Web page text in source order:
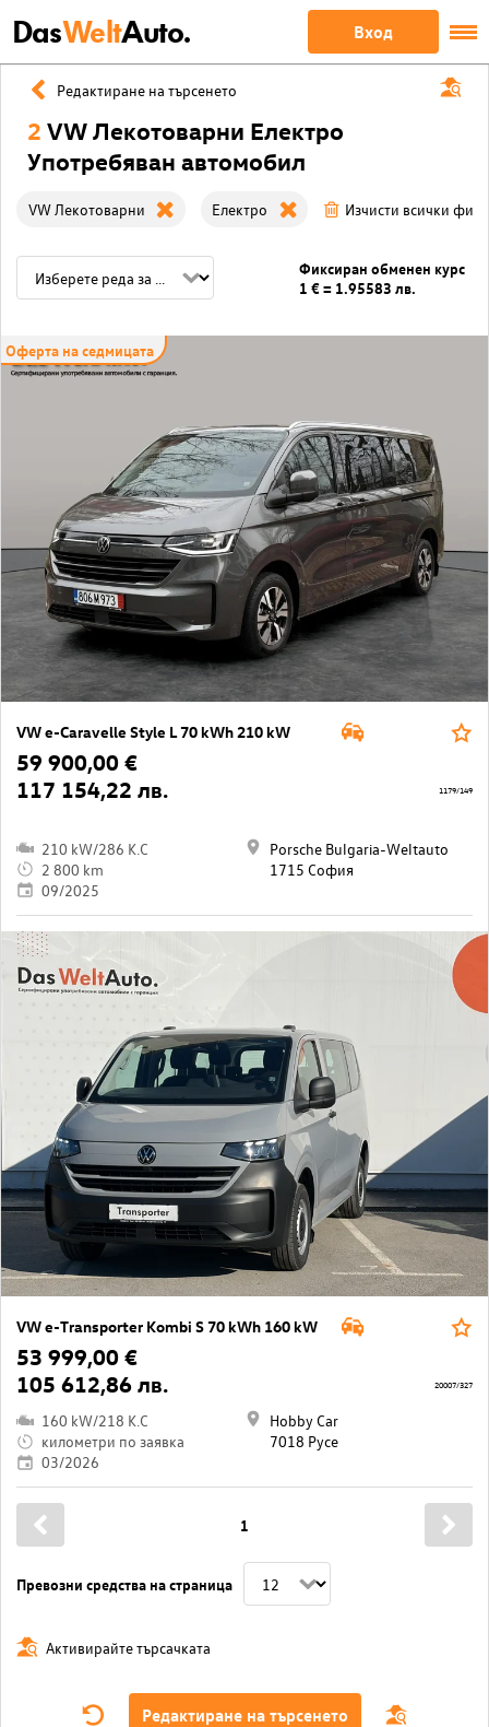
DasWeltAuto. Вход
Редактиране на търсенето
2 VW Лекотоварни Електро
Употребяван автомобил
VW Лекотоварни Електро Изчисти всички
Фиксиран обменен курс
1 € = 1.95583 лв.
Оферта на седмицата
VW e-Caravelle Style L 70 kWh 210 kW
59 900,00 €
117 154,22 лв.
210 kW/286 K.C
2 800 km
09/2025
Porsche Bulgaria-Weltauto
1715 София
1179/149
VW e-Transporter Kombi S 70 kWh 160 kW
53 999,00 €
105 612,86 лв.
160 kW/218 K.C
километри по заявка
03/2026
Hobby Car
7018 Русе
20007/327
Превозни средства на страница
1
Активирайте търсачката
Редактиране на търсенето